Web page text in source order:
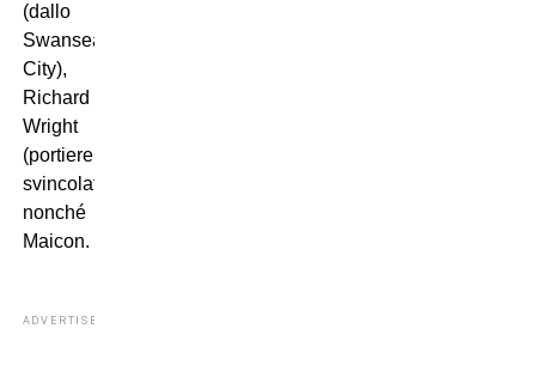
(dallo
Swansea
City),
Richard
Wright
(portiere
svincolato),
nonché
Maicon.
ADVERTISEMENT